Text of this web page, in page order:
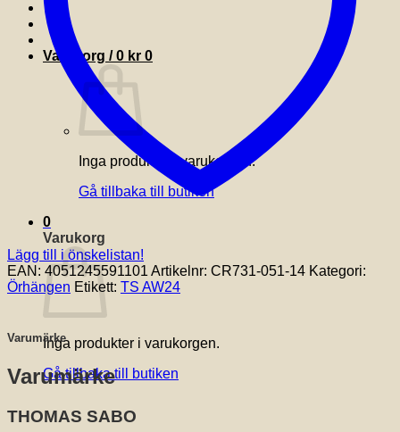
Varukorg /0 kr 0
Inga produkter i varukorgen.
Gå tillbaka till butiken
0
Varukorg
Inga produkter i varukorgen.
Gå tillbaka till butiken
Lägg till i önskelistan!
EAN: 4051245591101 Artikelnr: CR731-051-14 Kategori:
Örhängen Etikett: TS AW24
Varumärke
Varumärke
THOMAS SABO